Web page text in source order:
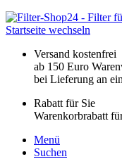
Versand kostenfrei
ab 150 Euro
bei Lieferung an
Rabatt für Sie
Warenkorbrabatt
Menü
Suchen